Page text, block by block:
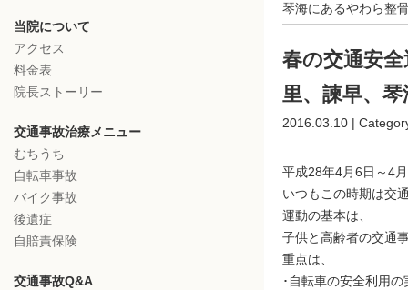
琴海にあるやわら整
春の交通安
里、諫早、琴
2016.03.10 |
平成28年4月6日～4
いつもこの時期は交
運動の基本は、
子供と高齢者の交通
重点は、
･自転車の安全利用
当院について
アクセス
料金表
院長ストーリー
交通事故治療メニュー
むちうち
自転車事故
バイク事故
後遺症
自賠責保険
交通事故Q&A